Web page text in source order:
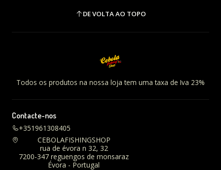
DE VOLTA AO TOPO
Todos os produtos na nossa loja tem uma taxa de Iva 23%
Contacte-nos
+351961308405
CEBOLAFISHINGSHOP
rua de évora n 32, 32
7200-347 reguengos de monsaraz
Évora - Portugal